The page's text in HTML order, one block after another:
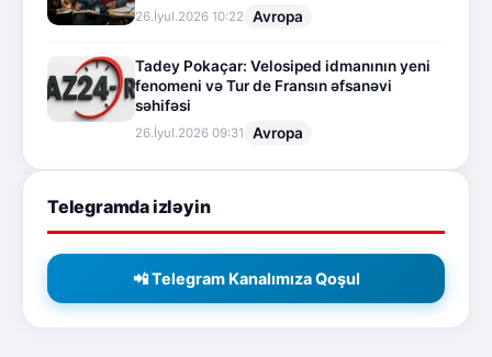
26.İyul.2026 10:22 Avropa
Tadey Pokaçar: Velosiped idmanının yeni
fenomeni və Tur de Fransın əfsanəvi
səhifəsi
26.İyul.2026 09:31 Avropa
Telegramda izləyin
📲 Telegram Kanalımıza Qoşul